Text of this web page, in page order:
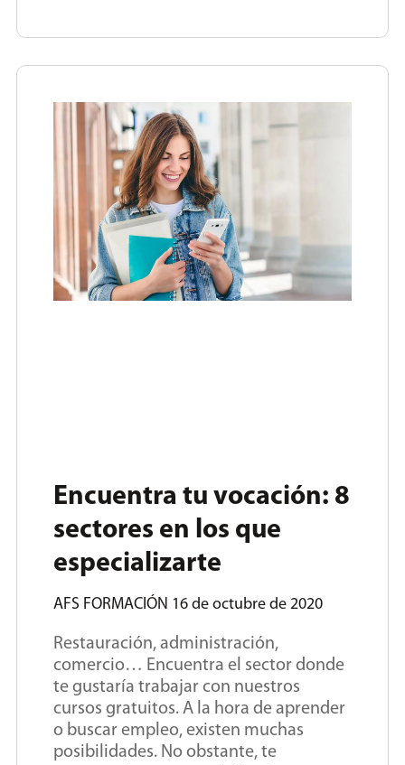
Encuentra tu vocación: 8
sectores en los que
especializarte
AFS FORMACIÓN 16 de octubre de 2020
Restauración, administración,
comercio… Encuentra el sector donde
te gustaría trabajar con nuestros
cursos gratuitos. A la hora de aprender
o buscar empleo, existen muchas
posibilidades. No obstante, te